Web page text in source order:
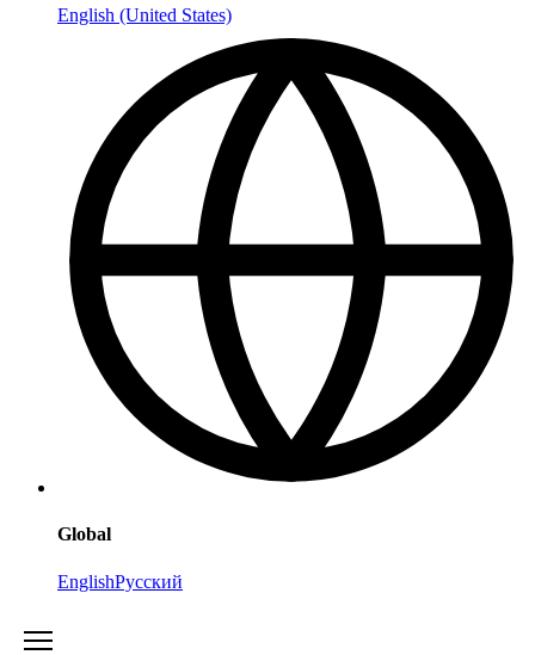
English (United States)
Global
EnglishРусский